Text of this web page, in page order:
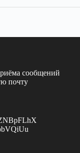
сообщений
почту